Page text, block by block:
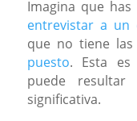
Imagina que
entrevistar a un
que no tiene las
puesto. Esta es
puede
significativa.